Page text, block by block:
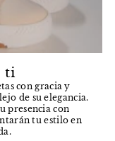
ti
con gracia y
de su elegancia.
presencia con
tu estilo en